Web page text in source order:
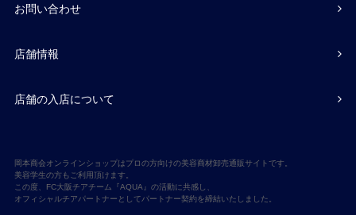
お問い合わせ
店舗情報
店舗の入店について
岡本商会オンラインショップはプロの方向けの美容商材卸売通販サイトです。
美容学生の方もご利用頂けます。
この度、FC大阪チアチーム『AQUA』の活動に共感し、
オフィシャルチアパートナーとしてパートナー契約を締結いたしました。